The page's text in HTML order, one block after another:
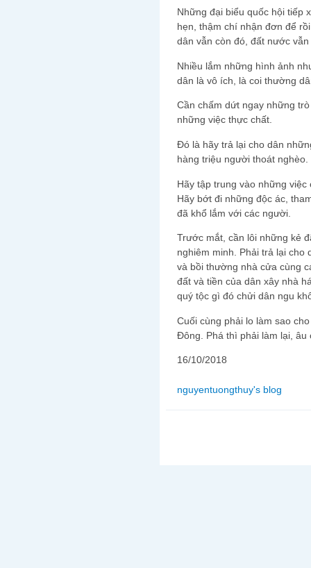
Những đại biểu quốc hội tiếp
hẹn, thậm chí nhận đơn để
dân vẫn còn đó, đất nước
Nhiều lắm những hình ảnh
dân là vô ích, là coi thường
Cần chấm dứt ngay những
những việc thực chất.
Đó là hãy trả lại cho dân
hàng triệu người thoát nghèo.
Hãy tập trung vào những
Hãy bớt đi những độc ác,
đã khổ lắm với các người.
Trước mắt, cần lôi những kẻ
nghiêm minh. Phải trả lại
và bồi thường nhà cửa cùng
đất và tiền của dân xây nhà
quý tộc gì đó chửi dân ngu
Cuối cùng phải lo làm sao
Đông. Phá thì phải làm lại, âu
16/10/2018
nguyentuongthuy's blog